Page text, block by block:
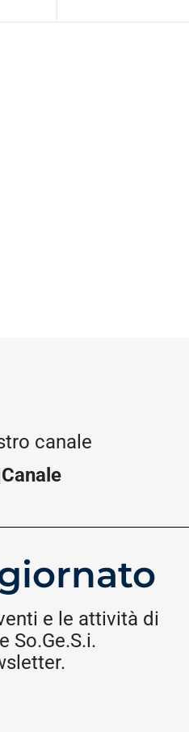
canale
e le attività di
So.Ge.S.i.